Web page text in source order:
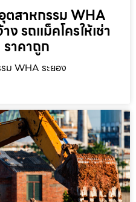
ตสาหกรรม WHA
ง รถแม็คโครให้เช่า
าคาถูก
ม WHA ระยอง